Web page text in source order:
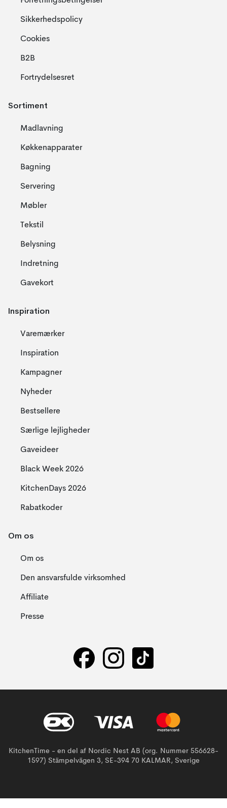
Sikkerhedspolicy
Cookies
B2B
Fortrydelsesret
Sortiment
Madlavning
Køkkenapparater
Bagning
Servering
Møbler
Tekstil
Belysning
Indretning
Gavekort
Inspiration
Varemærker
Inspiration
Kampagner
Nyheder
Bestsellere
Særlige lejligheder
Gaveideer
Black Week 2026
KitchenDays 2026
Rabatkoder
Om os
Om os
Den ansvarsfulde virksomhed
Affiliate
Presse
KitchenTime - en del af Nordic Nest AB (org. Nummer 556628-
1597) Stämpelvägen 3, SE-394 70 KALMAR, Sverige